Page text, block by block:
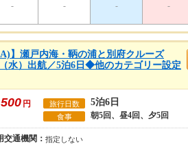
- - - -
】瀬戸内海・鞆の浦と別府クルーズ
水）出航／5泊6日◆他のカテゴリー設定
円 旅行日数 5泊6日
食事 朝5回、昼4回、夕5回
交通機関： 指定しない